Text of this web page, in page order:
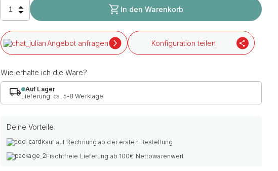
In den Warenkorb
Angebot anfragen Konfiguration teilen
Wie erhalte ich die Ware?
Auf Lager
Lieferung: ca. 5-8 Werktage
Deine Vorteile
Kauf auf Rechnung ab der ersten Bestellung
Frachtfreie Lieferung ab 100€ Nettowarenwert